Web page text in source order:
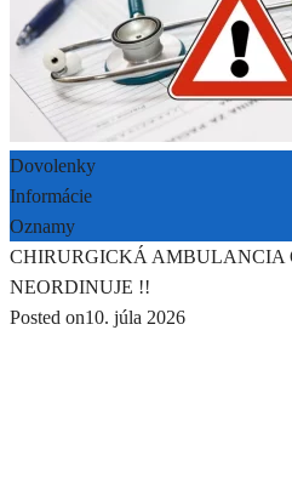
Dovolenky
Informácie
Oznamy
CHIRURGICKÁ AMBULANCIA
NEORDINUJE !!
Posted on10. júla 2026